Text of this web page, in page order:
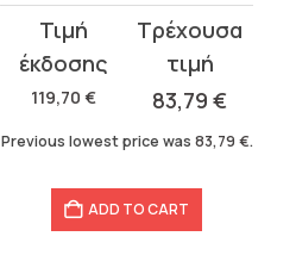
119,70 €
Original
price
was:
119,70 €.
83,79€
Current
price
83,79 €.
Previous lowest price was 83,79 €.
ADD TO CART